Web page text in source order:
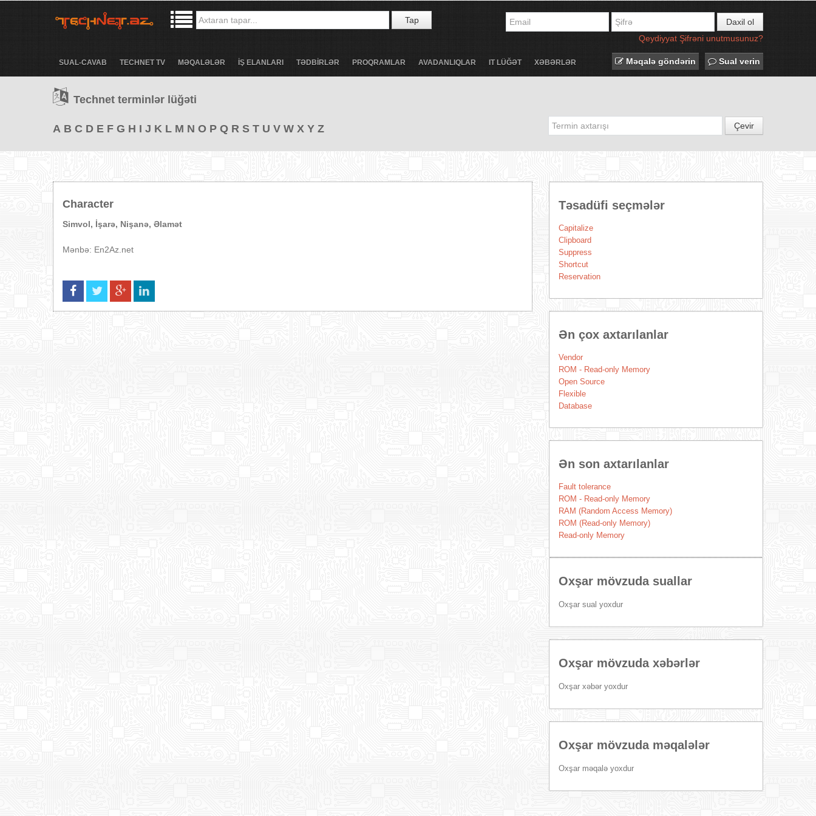
Tap
Daxil ol
Qeydiyyat Şifrəni unutmusunuz?
SUAL-CAVAB TECHNET TV MƏQALƏLƏR İŞ ELANLARI TƏDBİRLƏR PROQRAMLAR AVADANLIQLAR IT LÜĞƏT XƏBƏRLƏR Məqalə göndərin Sual verin
Technet terminlər lüğəti
A B C D E F G H I J K L M N O P Q R S T U V W X Y Z Çevir
Character
Simvol, İşarə, Nişanə, Əlamət
Mənbə: En2Az.net
Təsadüfi seçmələr
Capitalize
Clipboard
Suppress
Shortcut
Reservation
Ən çox axtarılanlar
Vendor
ROM - Read-only Memory
Open Source
Flexible
Database
Ən son axtarılanlar
Fault tolerance
ROM - Read-only Memory
RAM (Random Access Memory)
ROM (Read-only Memory)
Read-only Memory
Oxşar mövzuda suallar
Oxşar sual yoxdur
Oxşar mövzuda xəbərlər
Oxşar xəbər yoxdur
Oxşar mövzuda məqalələr
Oxşar məqalə yoxdur